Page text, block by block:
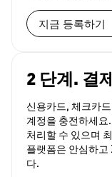
지금 등록하기
2 단계. 결
신용카드, 체크카
계정을 충전하세요
처리할 수 있으며
플랫폼은 안심하고
다.